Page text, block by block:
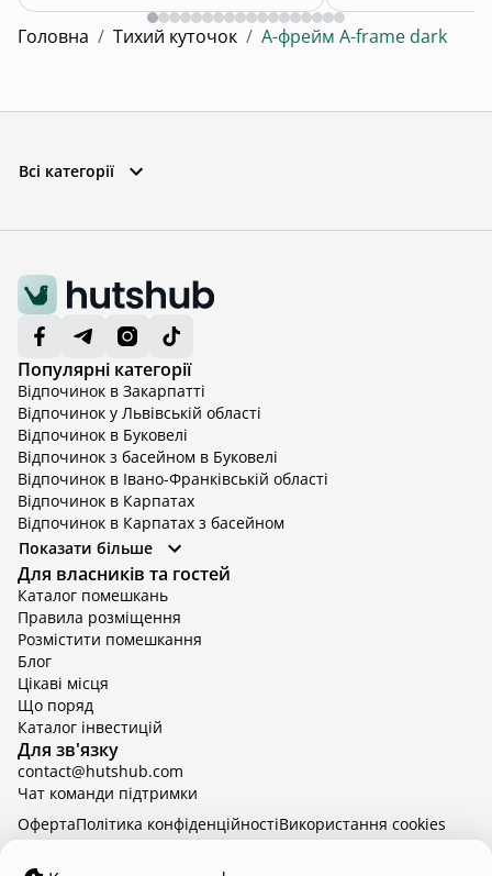
Головна / Тихий куточок / А-фрейм A-frame dark
Всі категорії
Популярні категорії
Відпочинок в Закарпатті
Відпочинок у Львівській області
Відпочинок в Буковелі
Відпочинок з басейном в Буковелі
Відпочинок в Івано-Франківській області
Відпочинок в Карпатах
Відпочинок в Карпатах з басейном
Відпочинок в Київській області
Відпочинок в Київській області з басейном
Відпочинок в Тернопільській області
Відпочинок у Вінницькій області
Відпочинок в Яремче
Відпочинок у Львівській області з басейном
Відпочинок з басейном в Тернопільській області
Показати більше
Для власників та гостей
Каталог помешкань
Правила розміщення
Розмістити помешкання
Блог
Цікаві місця
Що поряд
Каталог інвестицій
Для зв'язку
contact@hutshub.com
Чат команди підтримки
hutshub | ©2026
ОфертаПолітика конфіденційностіBикористання cookies